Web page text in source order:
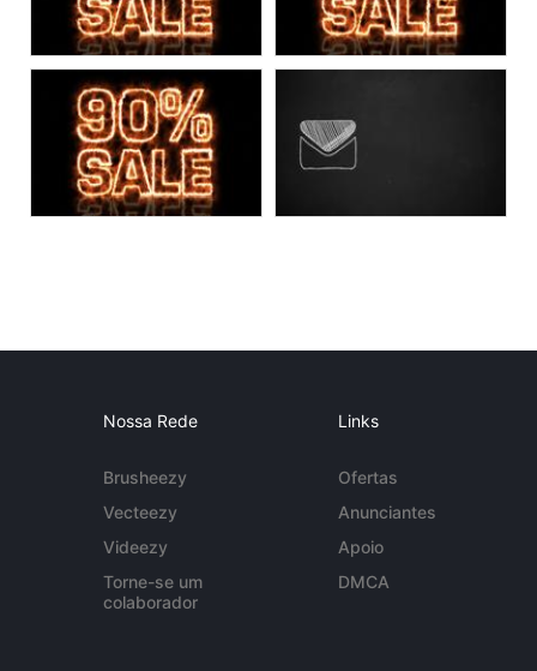
Nossa Rede
Brusheezy
Vecteezy
Videezy
Torne-se um
colaborador
Links
Ofertas
Anunciantes
Apoio
DMCA